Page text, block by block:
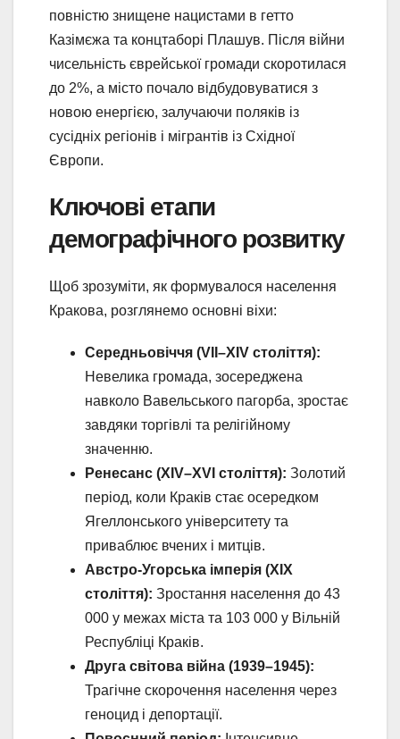
повністю знищене нацистами в гетто
Казімєжа та концтаборі Плашув. Після війни
чисельність єврейської громади скоротилася
до 2%, а місто почало відбудовуватися з
новою енергією, залучаючи поляків із
сусідніх регіонів і мігрантів із Східної
Європи.
Ключові етапи
демографічного розвитку
Щоб зрозуміти, як формувалося населення
Кракова, розглянемо основні віхи:
Середньовіччя (VII–XIV століття):
Невелика громада, зосереджена
навколо Вавельського пагорба, зростає
завдяки торгівлі та релігійному
значенню.
Ренесанс (XIV–XVI століття): Золотий
період, коли Краків стає осередком
Ягеллонського університету та
приваблює вчених і митців.
Австро-Угорська імперія (XIX
століття): Зростання населення до 43
000 у межах міста та 103 000 у Вільній
Республіці Краків.
Друга світова війна (1939–1945):
Трагічне скорочення населення через
геноцид і депортації.